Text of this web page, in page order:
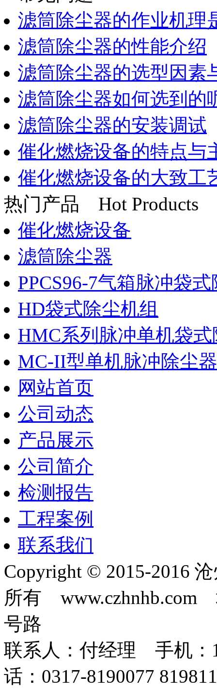
滤筒除尘器的作业机理
滤筒除尘器的性能介绍
滤筒除尘器的选型因素
滤筒除尘器如何选到的
滤筒除尘器的安装调试
催化燃烧设备的特点与
催化燃烧设备的大致工
热门产品
Hot Products
催化燃烧设备
滤筒除尘器
PPCS96-7气箱脉冲袋
HD袋式除尘机组
HMC系列脉冲单机袋式
MC-II型单机脉冲除尘器
网站首页
公司动态
产品展示
公司简介
检测报告
工程案例
联系我们
Copyright © 2015-2016
所有 www.czhnhb.com
号路
联系人：付经理 手机：
话：0317-8190077